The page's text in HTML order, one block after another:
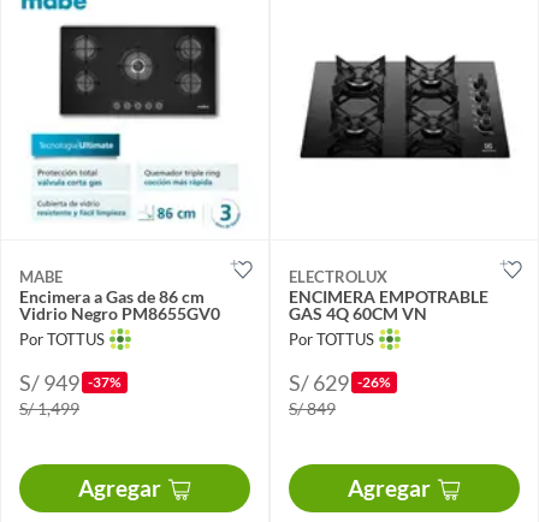
MABE
Encimera a Gas de 86 cm
Vidrio Negro PM8655GV0
Por TOTTUS
S/ 949 -37%
S/ 1,499
Agregar
ELECTROLUX
ENCIMERA EMPOTRABLE
GAS 4Q 60CM VN
Por TOTTUS
S/ 629 -26%
S/ 849
Agregar